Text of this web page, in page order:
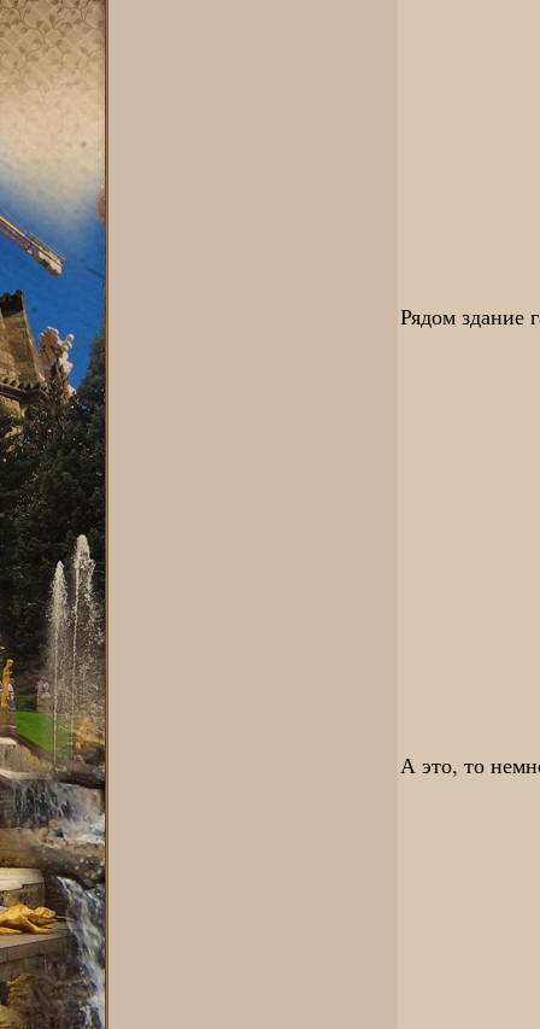
Рядом здание
А это, то